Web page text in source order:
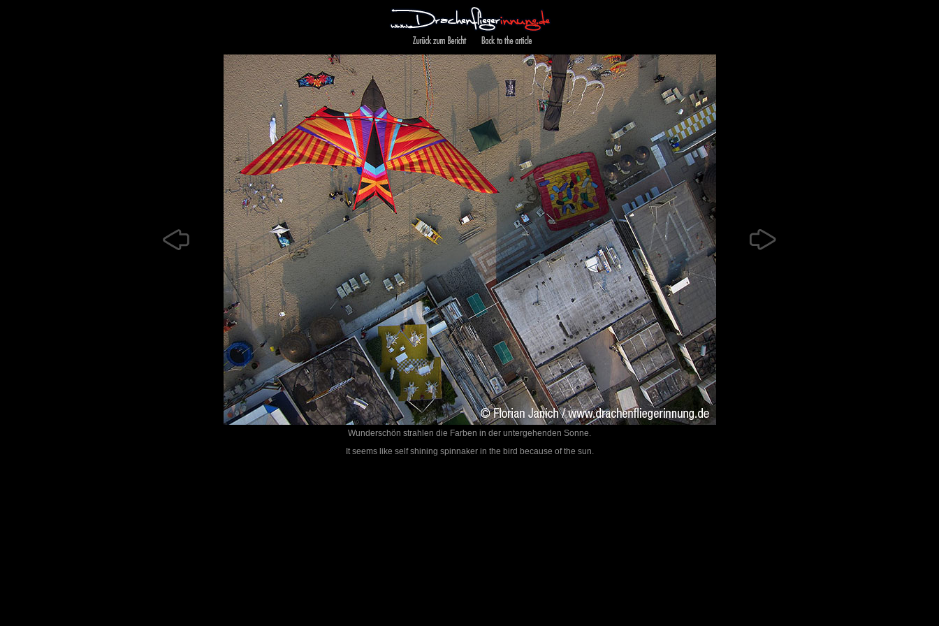
Wunderschön strahlen die Farben in der untergehenden Sonne.
It seems like self shining spinnaker in the bird because of the sun.